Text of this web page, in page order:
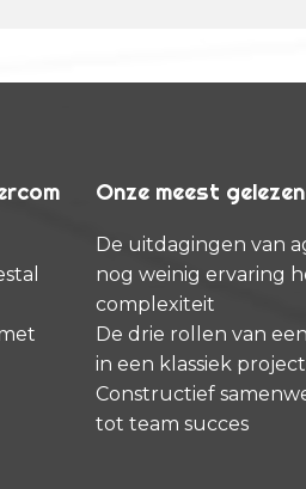
Onze meest
De uitdagingen van
nog weinig ervaring
complexiteit
De drie rollen van
in een klassiek project
Constructief
tot team succes